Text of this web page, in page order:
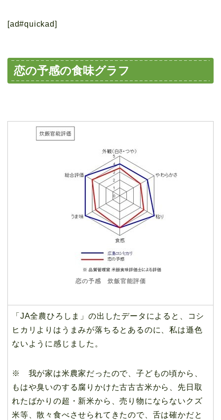
[ad#quickad]
恋の予感の食味グラフ
恋の予感 炊飯官能評価
「JA全農ひろしま」の出したデータによると、コシ
ヒカリよりはうまみが落ちるとあるのに、私は遜色
ないように感じました。
※ 我が家は米農家だったので、子どもの頃から、
もはや臭いのする腐りかけた古古古米から、先日取
れたばかりの超・新米から、売り物にならないクズ
米等、散々食べさせられてきたので、舌は確かだと